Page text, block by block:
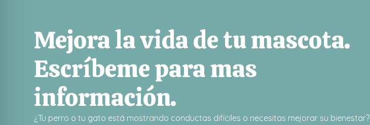
Mejora la vida de tu mascota.
Escríbeme para mas
información.
¿Tu perro o tu gato está mostrando conductas difíciles o necesitas mejorar su bienestar?